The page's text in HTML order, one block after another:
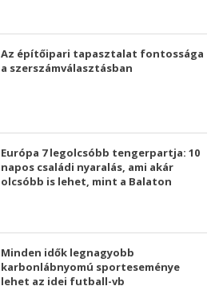
Az építőipari tapasztalat fontossága
a szerszámválasztásban
Európa 7 legolcsóbb tengerpartja: 10
napos családi nyaralás, ami akár
olcsóbb is lehet, mint a Balaton
Minden idők legnagyobb
karbonlábnyomú sporteseménye
lehet az idei futball-vb